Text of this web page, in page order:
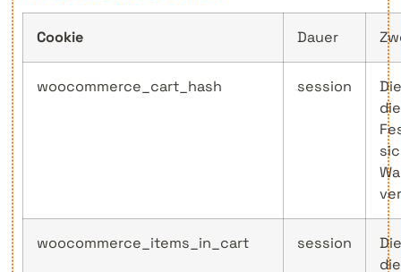
Cookie Dauer
woocommerce_cart_hash session
woocommerce_items_in_cart session